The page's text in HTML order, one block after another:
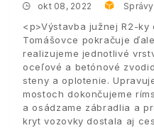
okt 08, 2022 Správy
<p>Výstavba južnej R2-
Tomášovce pokračuje
realizujeme jednotlivé
oceľové a betónové
steny a oplotenie.
mostoch dokončujeme
a osádzame zábradlia a
kryt vozovky dostala aj